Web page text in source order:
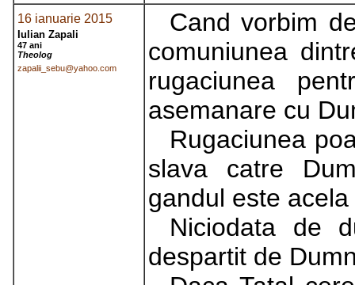
16 ianuarie 2015
Iulian Zapali
47 ani
Theolog
zapalii_sebu@yahoo.com
Cand vorbim
comuniunea
rugaciunea
asemanare cu
Rugaciunea
slava catre
gandul este
Niciodata de
despartit de